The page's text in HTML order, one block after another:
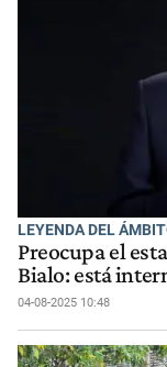
LEYENDA DEL
Preocupa el
Bialo: está
04-08-2025 10:48